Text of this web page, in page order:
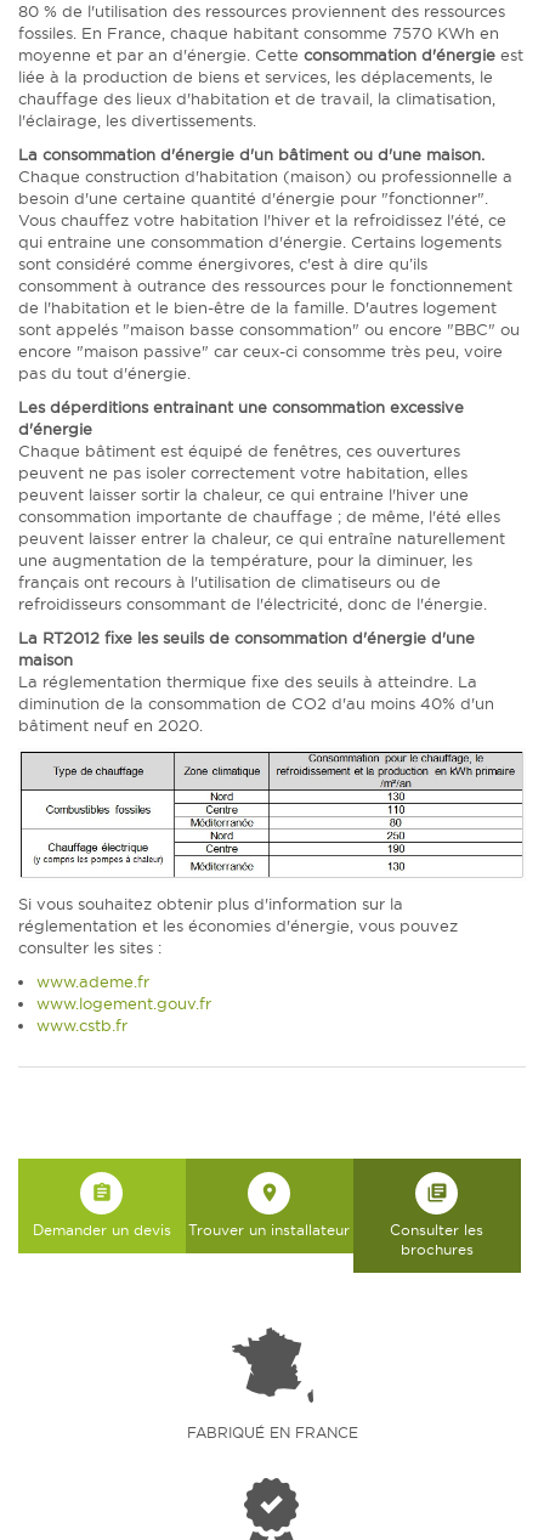
80 % de l'utilisation des ressources proviennent des ressources
fossiles. En France, chaque habitant consomme 7570 KWh en
moyenne et par an d'énergie. Cette consommation d'énergie est
liée à la production de biens et services, les déplacements, le
chauffage des lieux d'habitation et de travail, la climatisation,
l'éclairage, les divertissements.
La consommation d'énergie d'un bâtiment ou d'une maison.
Chaque construction d'habitation (maison) ou professionnelle a
besoin d'une certaine quantité d'énergie pour "fonctionner".
Vous chauffez votre habitation l'hiver et la refroidissez l'été, ce
qui entraine une consommation d'énergie. Certains logements
sont considéré comme énergivores, c'est à dire qu’ils
consomment à outrance des ressources pour le fonctionnement
de l'habitation et le bien-être de la famille. D'autres logement
sont appelés "maison basse consommation" ou encore "BBC" ou
encore "maison passive" car ceux-ci consomme très peu, voire
pas du tout d'énergie.
Les déperditions entrainant une consommation excessive
d'énergie
Chaque bâtiment est équipé de fenêtres, ces ouvertures
peuvent ne pas isoler correctement votre habitation, elles
peuvent laisser sortir la chaleur, ce qui entraine l'hiver une
consommation importante de chauffage ; de même, l'été elles
peuvent laisser entrer la chaleur, ce qui entraîne naturellement
une augmentation de la température, pour la diminuer, les
français ont recours à l'utilisation de climatiseurs ou de
refroidisseurs consommant de l'électricité, donc de l'énergie.
La RT2012 fixe les seuils de consommation d'énergie d'une
maison
La réglementation thermique fixe des seuils à atteindre. La
diminution de la consommation de CO2 d'au moins 40% d'un
bâtiment neuf en 2020.
Si vous souhaitez obtenir plus d'information sur la
réglementation et les économies d'énergie, vous pouvez
consulter les sites :
www.ademe.fr
www.logement.gouv.fr
www.cstb.fr
assignment
Demander un devis
place
Trouver un installateur
library_books
Consulter les
brochures
FABRIQUÉ EN FRANCE